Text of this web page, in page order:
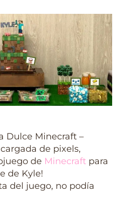
Dulce Minecraft –
de pixels,
de Minecraft para
de Kyle!
del juego, no podía